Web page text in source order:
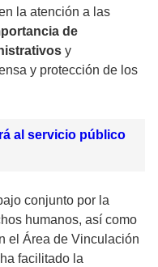
la atención a las
de
y
y protección de los
al servicio público
conjunto por la
humanos, así como
el Área de Vinculación
facilitado la